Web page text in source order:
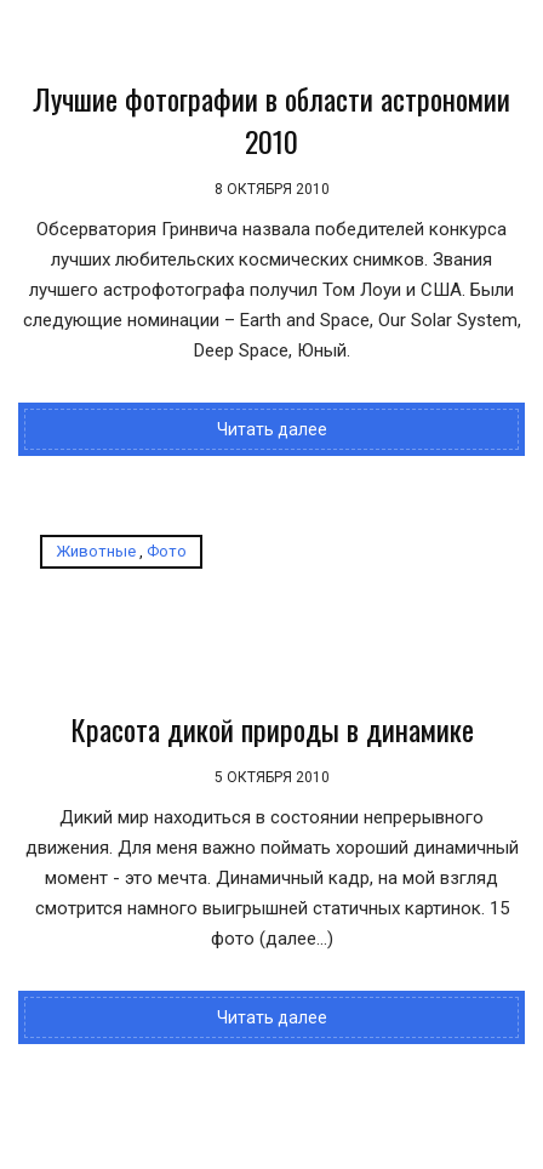
Лучшие фотографии в области астрономии
2010
8 ОКТЯБРЯ 2010
Обсерватория Гринвича назвала победителей конкурса
лучших любительских космических снимков. Звания
лучшего астрофотографа получил Том Лоуи и США. Были
следующие номинации – Earth and Space, Our Solar System,
Deep Space, Юный.
Читать далее
Животные , Фото
Красота дикой природы в динамике
5 ОКТЯБРЯ 2010
Дикий мир находиться в состоянии непрерывного
движения. Для меня важно поймать хороший динамичный
момент - это мечта. Динамичный кадр, на мой взгляд
смотрится намного выигрышней статичных картинок. 15
фото (далее…)
Читать далее